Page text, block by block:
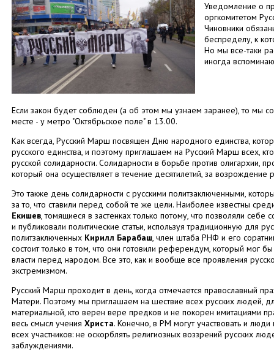
Уведомление о
оргкомитетом
Чиновники
беспределу, к
Но мы все-таки
иногда
Если закон будет соблюден (а об этом мы узнаем заранее), то мы
месте - у метро "Октябрьское поле" в 13.00.
Как всегда, Русский Марш посвящен Дню народного единства,
русского единства, и поэтому приглашаем на Русский Марш всех,
русской солидарности. Солидарности в борьбе против олигархии,
который она осуществляет в течение десятилетий, за возрождение
Это также день солидарности с русскими политзаключенными,
за то, что ставили перед собой те же цели. Наиболее известны
Екишев, томящиеся в застенках только потому, что позволяли себе
и публиковали политические статьи, используя традиционную для
политзаключенных Кирилл Барабаш, член штаба РНФ и его
состоит только в том, что они готовили референдум, который мог
власти перед народом. Все это, как и вообще все проявления
экстремизмом.
Русский Марш проходит в день, когда отмечается православный
Матери. Поэтому мы приглашаем на шествие всех русских людей,
материальной, кто верен вере предков и не покорен имитациями
весь смысл учения Христа. Конечно, в РМ могут участвовать и
всех участников: не оскорблять религиозных воззрений русских
заблуждениями.